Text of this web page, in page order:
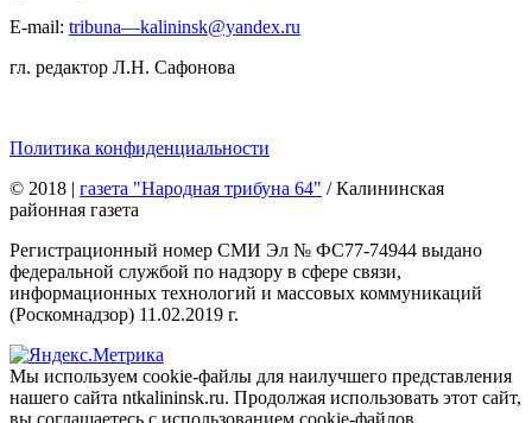
E-mail: tribuna—kalininsk@yandex.ru
гл. редактор Л.Н. Сафонова
Политика конфиденциальности
© 2018 | газета "Народная трибуна 64" / Калининская
районная газета
Регистрационный номер СМИ Эл № ФС77-74944 выдано
федеральной службой по надзору в сфере связи,
информационных технологий и массовых коммуникаций
(Роскомнадзор) 11.02.2019 г.
Мы используем cookie-файлы для наилучшего представления
нашего сайта ntkalininsk.ru. Продолжая использовать этот сайт,